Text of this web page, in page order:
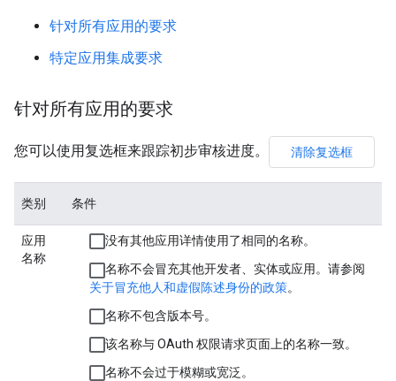
针对所有应用的要求
特定应用集成要求
针对所有应用的要求
您可以使用复选框来跟踪初步审核进度。 清除复选框
类别 条件
应用
名称
没有其他应用详情使用了相同的名称。
名称不会冒充其他开发者、实体或应用。请参阅
关于冒充他人和虚假陈述身份的政策。
名称不包含版本号。
该名称与 OAuth 权限请求页面上的名称一致。
名称不会过于模糊或宽泛。